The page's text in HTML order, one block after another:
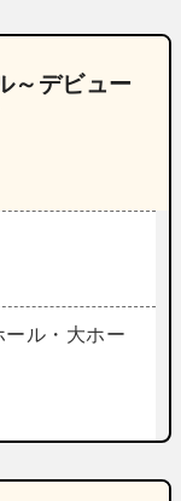
～デビュー
ール・大ホー